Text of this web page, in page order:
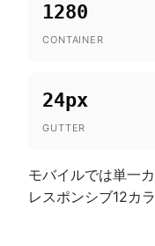
1280
CONTAINER
24px
GUTTER
モバイルでは単一
レスポンシブ12カ